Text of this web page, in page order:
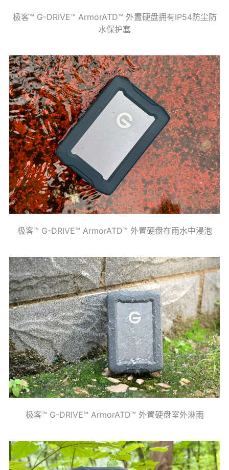
极客™ G-DRIVE™ ArmorATD™ 外置硬盘拥有IP54防尘防
水保护塞
极客™ G-DRIVE™ ArmorATD™ 外置硬盘在雨水中浸泡
极客™ G-DRIVE™ ArmorATD™ 外置硬盘室外淋雨